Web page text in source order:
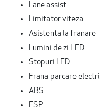
Lane assist
Limitator viteza
Asistenta la franare
Lumini de zi LED
Stopuri LED
Frana parcare
ABS
ESP